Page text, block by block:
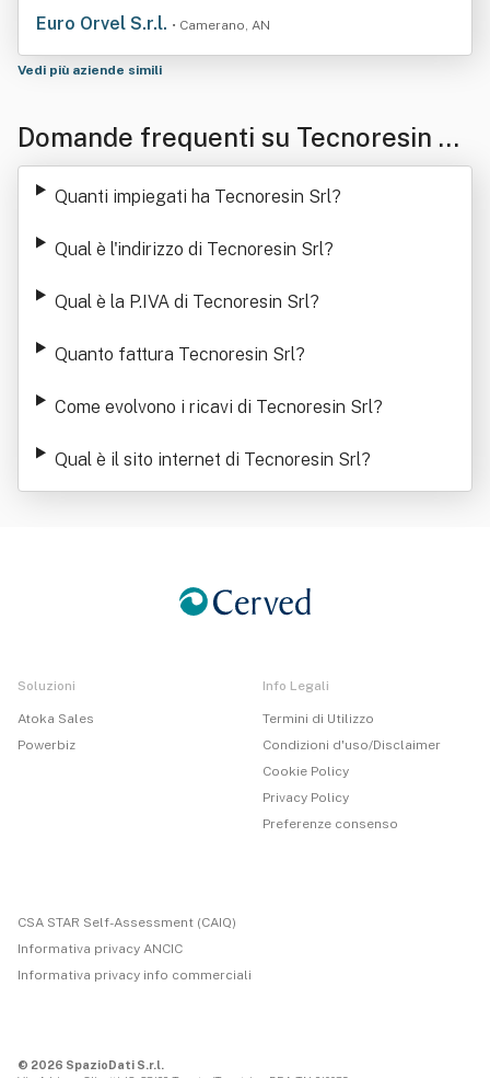
Euro Orvel S.r.l. • Camerano, AN
Vedi più aziende simili
Domande frequenti su Tecnoresin Sr
l
Quanti impiegati ha Tecnoresin Srl?
Qual è l'indirizzo di Tecnoresin Srl?
Qual è la P.IVA di Tecnoresin Srl?
Quanto fattura Tecnoresin Srl?
Come evolvono i ricavi di Tecnoresin Srl?
Qual è il sito internet di Tecnoresin Srl?
Soluzioni
Atoka Sales
Powerbiz
Info Legali
Termini di Utilizzo
Condizioni d'uso/Disclaimer
Cookie Policy
Privacy Policy
Preferenze consenso
CSA STAR Self-Assessment (CAIQ)
Informativa privacy ANCIC
Informativa privacy info commerciali
© 2026 SpazioDati S.r.l.